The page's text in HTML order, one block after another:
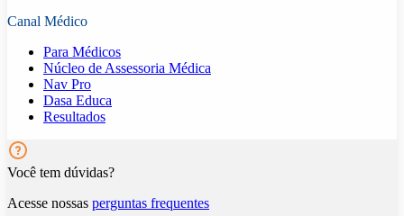
Canal Médico
Para Médicos
Núcleo de Assessoria Médica
Nav Pro
Dasa Educa
Resultados
Você tem dúvidas?
Acesse nossas perguntas frequentes